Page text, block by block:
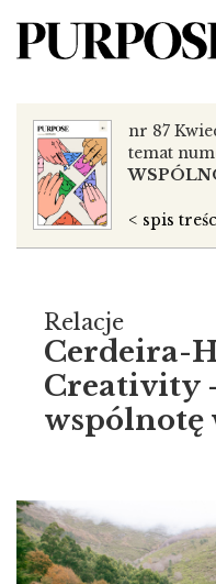
Relacje
Cerdeira-
Creativity
wspólnotę
nr 87
temat
< spis